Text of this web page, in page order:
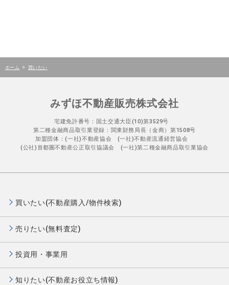
ホーム > 買いたい
みずほ不動産販売株式会社
宅建免許番号：国土交通大臣(10)第3529号
第二種金融商品取引業登録：関東財務局長（金商）第1508号
加盟団体：(一社)不動産協会 (一社)不動産流通経営協会
(公社)首都圏不動産公正取引協議会 (一社)第二種金融商品取引業協会
買いたい(不動産購入/物件検索)
売りたい(無料査定)
投資用・事業用
知りたい(不動産お役立ち情報)